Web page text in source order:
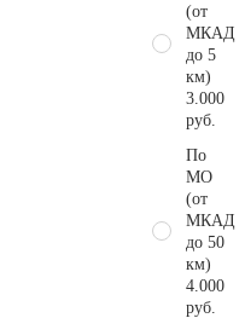
(от
МКАД
до 5
км)
3.000
руб.
По
МО
(от
МКАД
до 50
км)
4.000
руб.